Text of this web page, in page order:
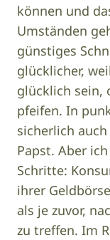
können und
Umständen
günstiges
glücklicher,
glücklich sein,
pfeifen. In
sicherlich
Papst. Aber
Schritte:
ihrer
als je zuvor,
zu treffen. Im